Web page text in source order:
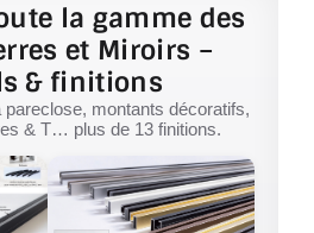
la gamme des
et Miroirs –
& finitions
pareclose, montants décoratifs,
& T… plus de 13 finitions.